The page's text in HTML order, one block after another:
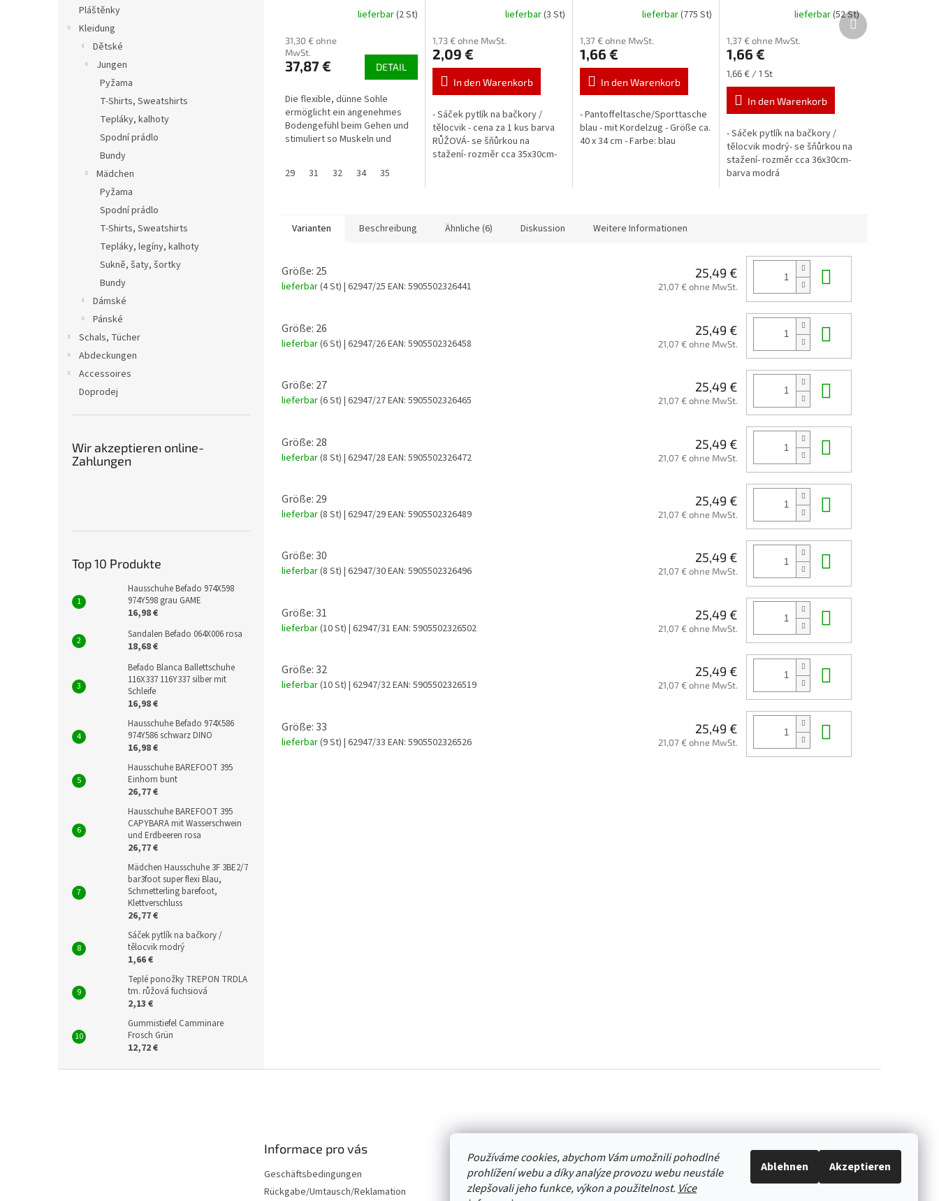
Používáme cookies, abychom Vám umožnili pohodlné
prohlížení webu a díky analýze provozu webu neustále
zlepšovali jeho funkce, výkon a použitelnost. Více
Ablehnen Akzeptieren
Pláštěnky
Kleidung
Dětské
Jungen
Pyžama
T-Shirts, Sweatshirts
Tepláky, kalhoty
Spodní prádlo
Bundy
Mädchen
Pyžama
Spodní prádlo
T-Shirts, Sweatshirts
Tepláky, legíny, kalhoty
Sukně, šaty, šortky
Bundy
Dámské
Pánské
Schals, Tücher
Abdeckungen
Accessoires
Doprodej
Wir akzeptieren online-
Zahlungen
Top 10 Produkte
Hausschuhe Befado 974X598
974Y598 grau GAME
16,98 €
Sandalen Befado 064X006 rosa
18,68 €
Befado Blanca Ballettschuhe
116X337 116Y337 silber mit
Schleife
16,98 €
Hausschuhe Befado 974X586
974Y586 schwarz DINO
16,98 €
Hausschuhe BAREFOOT 395
Einhorn bunt
26,77 €
Hausschuhe BAREFOOT 395
CAPYBARA mit Wasserschwein
und Erdbeeren rosa
26,77 €
Mädchen Hausschuhe 3F 3BE2/7
bar3foot super flexi Blau,
Schmetterling barefoot,
Klettverschluss
26,77 €
Sáček pytlík na bačkory /
tělocvik modrý
1,66 €
Teplé ponožky TREPON TRDLA
tm. růžová fuchsiová
2,13 €
Gummistiefel Camminare
Frosch Grün
12,72 €
lieferbar(2 St)
31,30 € ohne
MwSt.
37,87 € DETAIL
Die flexible, dünne Sohle
ermöglicht ein angenehmes
Bodengefühl beim Gehen und
stimuliert so Muskeln und
ausreichend Platz für die...
29 31 32 34 35
lieferbar(3 St)
1,73 € ohne MwSt.
2,09 €
In den Warenkorb
- Sáček pytlík na bačkory /
tělocvik - cena za 1 kus barva
RŮŽOVÁ- se šňůrkou na
stažení- rozměr cca 35x30cm-
lieferbar(775 St)
1,37 € ohne MwSt.
1,66 €
In den Warenkorb
- Pantoffeltasche/Sporttasche
blau - mit Kordelzug - Größe ca.
40 x 34 cm - Farbe: blau
lieferbar(52 St)
1,37 € ohne MwSt.
1,66 €
Verkaufspreis:
1,66 € / 1 St
In den Warenkorb
- Sáček pytlík na bačkory /
tělocvik modrý- se šňůrkou na
stažení- rozměr cca 36x30cm-
barva modrá
Nächstes
Produkt
Varianten Beschreibung Ähnliche (6) Diskussion Weitere Informationen
Größe: 25
lieferbar(4 St) | 62947/25 EAN: 5905502326441
25,49 €
21,07 € ohne MwSt.
Größe: 26
lieferbar(6 St) | 62947/26EAN: 5905502326458
25,49 €
21,07 € ohne MwSt.
Größe: 27
lieferbar(6 St) | 62947/27EAN: 5905502326465
25,49 €
21,07 € ohne MwSt.
Größe: 28
lieferbar(8 St) | 62947/28 EAN: 5905502326472
25,49 €
21,07 € ohne MwSt.
Größe: 29
lieferbar(8 St) | 62947/29EAN: 5905502326489
25,49 €
21,07 € ohne MwSt.
Größe: 30
lieferbar(8 St) | 62947/30EAN: 5905502326496
25,49 €
21,07 € ohne MwSt.
Größe: 31
lieferbar(10 St) | 62947/31 EAN: 5905502326502
25,49 €
21,07 € ohne MwSt.
Größe: 32
lieferbar(10 St) | 62947/32EAN: 5905502326519
25,49 €
21,07 € ohne MwSt.
Größe: 33
lieferbar(9 St) | 62947/33 EAN: 5905502326526
25,49 €
21,07 € ohne MwSt.
Informace pro vás
Geschäftsbedingungen
Rückgabe/Umtausch/Reklamation